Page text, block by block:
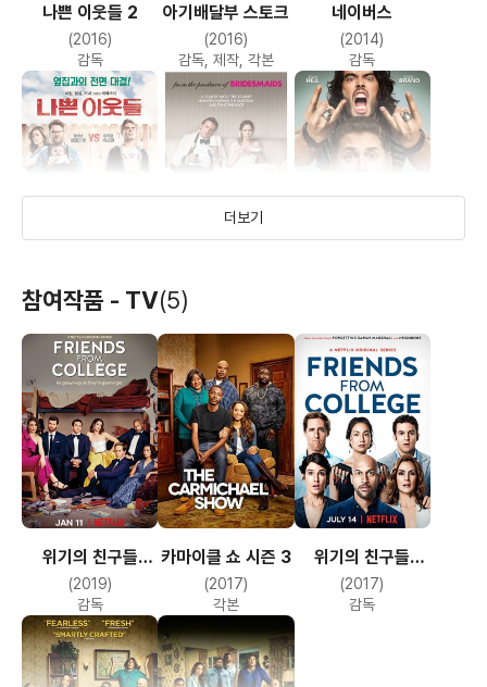
나쁜 이웃들 2
(2016)
감독
아기배달부 스토크
(2016)
감독, 제작, 각본
네이버스
(2014)
감독
나쁜 이웃들
감독
5년째 약혼 중
감독
감독
사랑이 어떻게
변하니?
(2008)
감독
예스맨
(2008)
더보기
참여작품 - TV(5)
위기의 친구들
시즌2
(2019)
감독
카마이클 쇼 시즌 3
(2017)
각본
위기의 친구들
시즌1
(2017)
감독